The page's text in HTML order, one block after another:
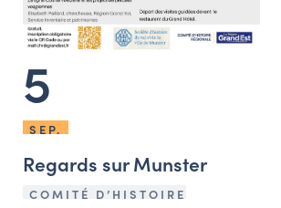
5
SEP.
Regards sur Munster
COMITÉ D’HISTOIRE